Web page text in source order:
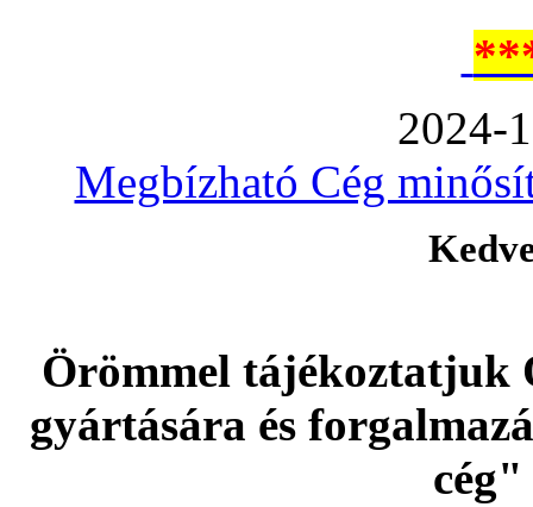
2024-
Megbízható Cég
Örömmel tájékoztatjuk
gyártására és